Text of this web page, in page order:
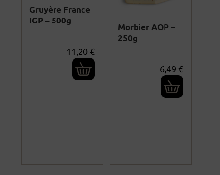
Gruyère France
IGP – 500g
11,20 €
Morbier AOP –
250g
6,49 €